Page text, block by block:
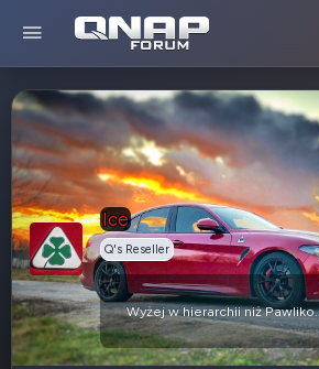
Ice
Q's Reseller
Wyżej w hierarchii niż Pawliko.